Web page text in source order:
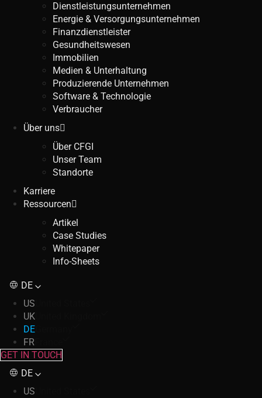
Dienstleistungsunternehmen
Energie & Versorgungsunternehmen
Finanzdienstleister
Gesundheitswesen
Immobilien
Medien & Unterhaltung
Produzierende Unternehmen
Software & Technologie
Verbraucher
Über uns
Über CFGI
Unser Team
Standorte
Karriere
Ressourcen
Artikel
Case Studies
Whitepaper
Info-Sheets
DE
US
UK
DE
FR
GET IN TOUCH
DE
US